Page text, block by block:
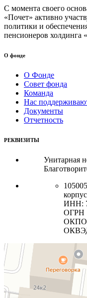
С момента своего
«Почет» активно
политики и
пенсионеров холдинга
О фонде
О Фонде
Совет фонда
Команда
Нас
Документы
Отчетность
РЕКВИЗИТЫ
Унитарная
ИНН:
ОГРН
ОКПО